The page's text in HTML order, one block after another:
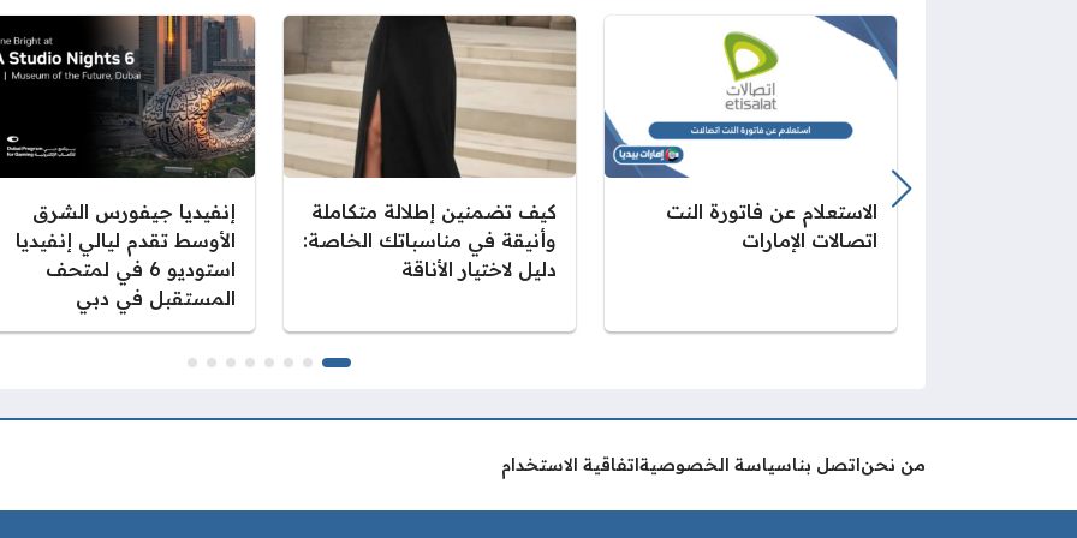
الاستعلام عن فاتورة النت
اتصالات الإمارات
كيف تضمنين إطلالة متكاملة
وأنيقة في مناسباتك الخاصة:
دليل لاختيار الأناقة
إنفيديا جيفورس الشرق
الأوسط تقدم ليالي إنفيديا
استوديو 6 في لمتحف
المستقبل في دبي
من نحناتصل بناسياسة الخصوصيةاتفاقية الاستخدام